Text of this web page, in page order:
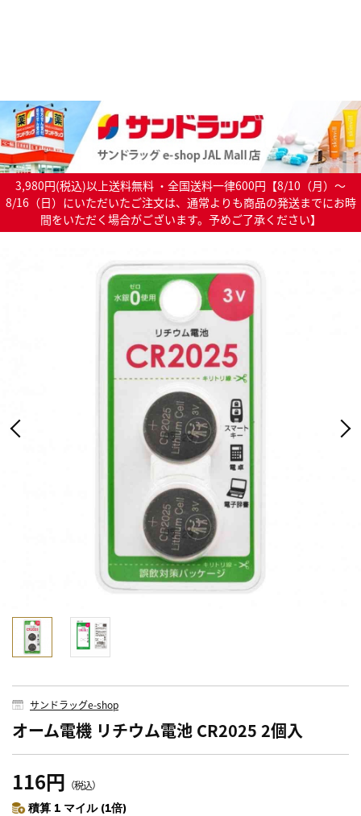
3,980円(税込)以上送料無料 ・全国送料一律600円【8/10（月）～
8/16（日）にいただいたご注文は、通常よりも商品の発送までにお時
間をいただく場合がございます。予めご了承ください】
サンドラッグe-shop
オーム電機 リチウム電池 CR2025 2個入
116円 （税込）
積算 1 マイル (1倍)